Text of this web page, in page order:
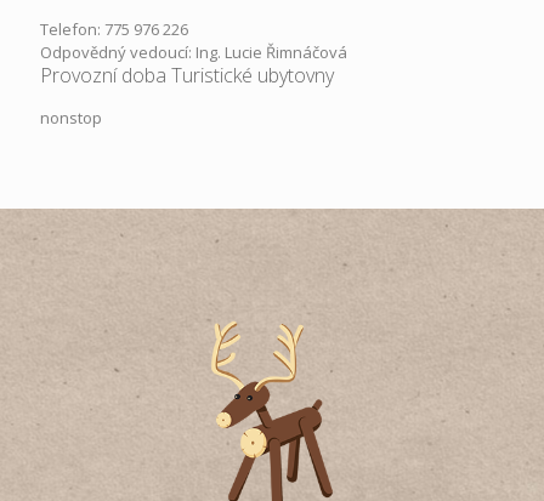
Telefon: 775 976 226
Odpovědný vedoucí: Ing. Lucie Řimnáčová
Provozní doba Turistické ubytovny
nonstop